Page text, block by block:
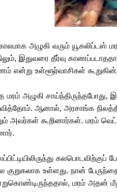
அழுகி வரும் யூகலிப்டஸ்
இதுவரை தீர்வு
என்று உள்ளூர்வாசிகள்
மரம் அழுகி சாய்ந்திருந்தபோது,
ஆனால், அரசாங்க
அவர்கள் கூறினார்கள். மரம்
குறுகலாக உள்ளது. நான்
மரம் அதன் மீது